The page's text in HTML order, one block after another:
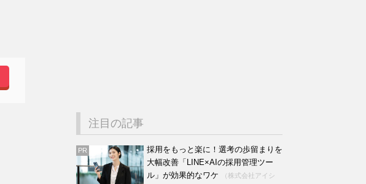
注目の記事
PR
採用をもっと楽に！選考の歩留まりを
大幅改善「LINE×AIの採用管理ツー
ル」が効果的なワケ
（株式会社アイシ